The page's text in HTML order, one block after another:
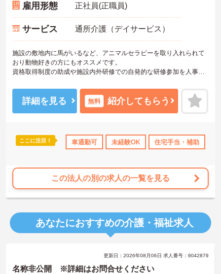
雇用形態 正社員(正職員)
サービス 通所介護（デイサービス）
施設の敷地内に馬がいるなど、アニマルセラピーを取り入れられて
おり動物好きの方にもオススメです。
資格取得制度の助成や施設内外研修での自発的な研修参加を人事考
また残業少なめで、福利厚生も充実していますので、長く続けられ
る環境です。
未経験の方でも丁寧に指導できる環境があります！
詳細を見る 無料 紹介してもらう
ここに注目！ 車通勤可 未経験OK 住宅手当・補助
この法人の別の求人の一覧を見る
あなたにおすすめの介護・福祉求人
更新日：2026年08月06日 求人番号：9042879
名称非公開 ※詳細はお問合せください